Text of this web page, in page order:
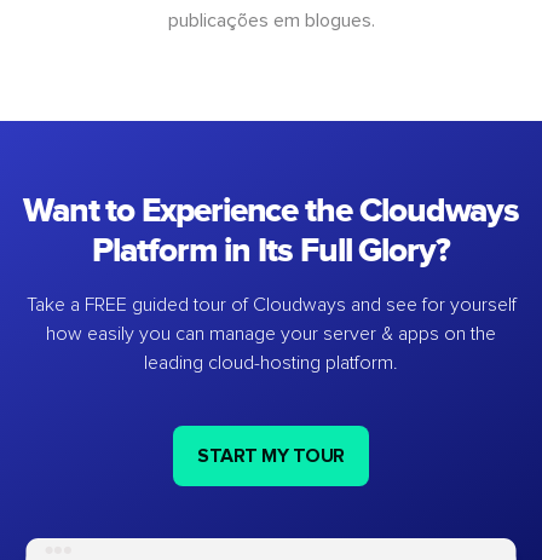
publicações em blogues.
Want to Experience the Cloudways
Platform in Its Full Glory?
Take a FREE guided tour of Cloudways and see for yourself
how easily you can manage your server & apps on the
leading cloud-hosting platform.
START MY TOUR